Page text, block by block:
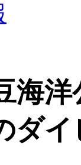
海
イ